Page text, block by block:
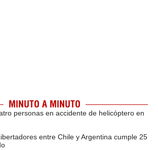
MINUTO A MINUTO
personas en accidente de helicóptero en
entre Chile y Argentina cumple 25